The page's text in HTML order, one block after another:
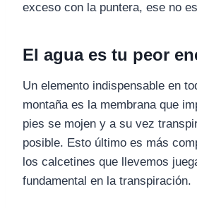
exceso con la puntera, ese no
El agua es tu peor
Un elemento indispensable en
montaña es la membrana que
pies se mojen y a su vez
posible. Esto último es más
los calcetines que llevemos
fundamental en la transpiración.